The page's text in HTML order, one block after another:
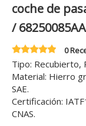
coche de
/ 68250085AA
0
Tipo: Recubierto,
Material: Hierro
SAE.
Certificación:
CNAS.